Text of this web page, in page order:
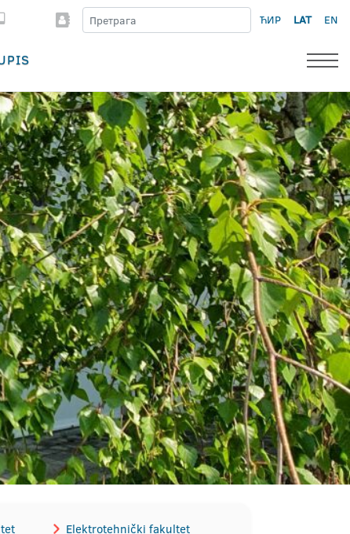
ЋИР LAT EN
Elektrotehnički fakultet